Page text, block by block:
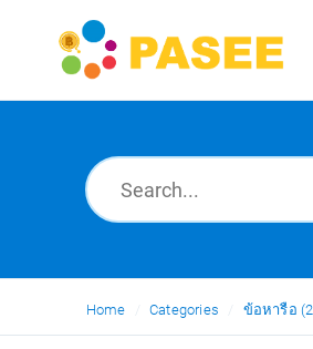
Home Categories ข้อหารือ